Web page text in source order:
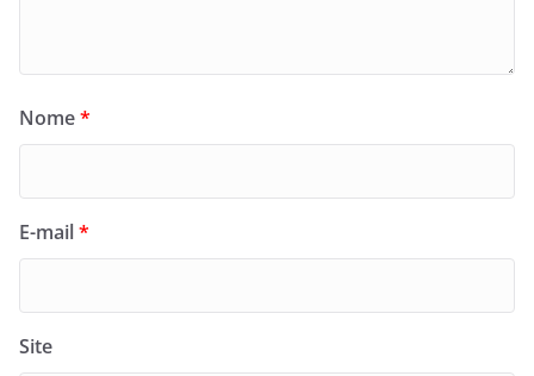
Nome*
E-mail*
Site